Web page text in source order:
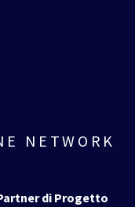
NETWORK
Partner di Progetto